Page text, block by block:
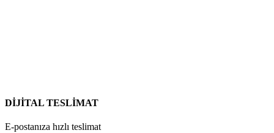
DİJİTAL TESLİMAT
E-postanıza hızlı teslimat